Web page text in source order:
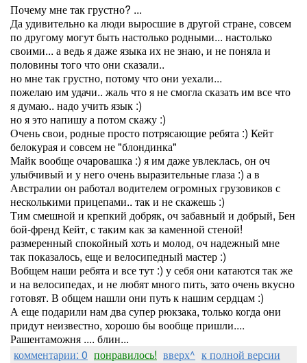
Почему мне так грустно? ...
Да удивительно ка люди выросшие в другой стране, совсем
по другому могут быть настолько родными... настолько
своими... а ведь я даже языка их не знаю, и не поняла и
половины того что они сказали..
но мне так грустно, потому что они уехали...
пожелаю им удачи.. жаль что я не смогла сказать им все что
я думаю.. надо учить язык :)
но я это напишу а потом скажу :)
Очень свои, родные просто потрясающие ребята :) Кейт
белокурая и совсем не "блондинка"
Майк вообще очаровашка :) я им даже увлеклась, он оч
улыбчивый и у него очень выразительные глаза :) а в
Австралии он работал водителем огромных грузовиков с
несколькими прицепами.. так и не скажешь :)
Тим смешной и крепкий добряк, оч забавный и добрый, Бен
бой-френд Кейт, с таким как за каменной стеной!
размеренный спокойный хоть и молод, оч надежный мне
так показалось, еще и велосипедный мастер :)
Вобщем наши ребята и все тут :) у себя они катаются так же
и на велосипедах, и не любят много пить, зато очень вкусно
готовят. В общем нашли они путь к нашим сердцам :)
А еще подарили нам два супер рюкзака, только когда они
придут неизвестно, хорошо бы вообще пришли....
Рашентаможня .... блин...
комментарии: 0 понравилось! вверх^ к полной версии